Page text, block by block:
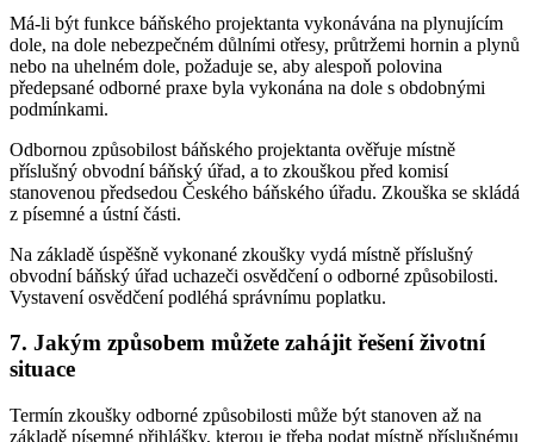
Má-li být funkce báňského projektanta vykonávána na plynujícím
dole, na dole nebezpečném důlními otřesy, průtržemi hornin a plynů
nebo na uhelném dole, požaduje se, aby alespoň polovina
předepsané odborné praxe byla vykonána na dole s obdobnými
podmínkami.
Odbornou způsobilost báňského projektanta ověřuje místně
příslušný obvodní báňský úřad, a to zkouškou před komisí
stanovenou předsedou Českého báňského úřadu. Zkouška se skládá
z písemné a ústní části.
Na základě úspěšně vykonané zkoušky vydá místně příslušný
obvodní báňský úřad uchazeči osvědčení o odborné způsobilosti.
Vystavení osvědčení podléhá správnímu poplatku.
7. Jakým způsobem můžete zahájit řešení životní
situace
Termín zkoušky odborné způsobilosti může být stanoven až na
základě písemné přihlášky, kterou je třeba podat místně příslušnému